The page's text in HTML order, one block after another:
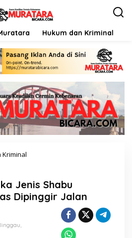
Hukum dan Kriminal
Kriminal
u
j
a
Jenis Shabu
Dipinggir Jalan
,